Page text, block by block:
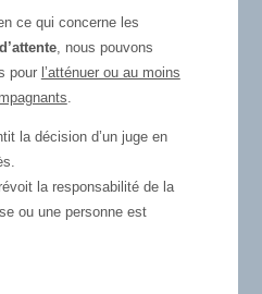
ce qui concerne les
, nous pouvons
pour l’atténuer ou au moins
.
la décision d’un juge en
la responsabilité de la
ou une personne est